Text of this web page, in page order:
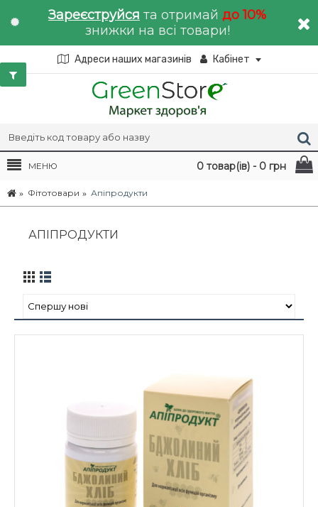
Зареєструйся та отримай до 10%
знижки на всі товари!
Адреси наших магазинів Кабінет
0 товар(ів) - 0 грн
МЕНЮ
Фітотовари Апіпродукти
АПІПРОДУКТИ